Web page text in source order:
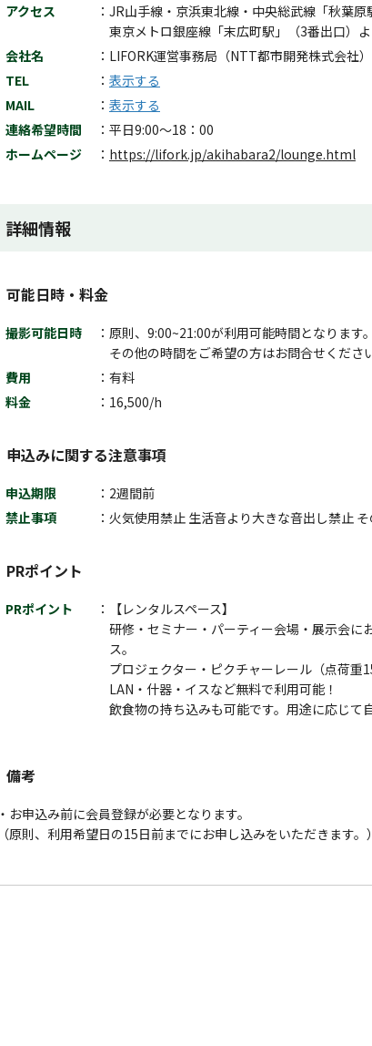
アクセス
JR山手線・京浜東北線・中央総武線「秋葉
東京メトロ銀座線「末広町駅」（3番出口）
会社名
LIFORK運営事務局（NTT都市開発株式会社）
TEL
表示する
MAIL
表示する
連絡希望時間
平日9:00～18：00
ホームページ
https://lifork.jp/akihabara2/lounge.html
詳細情報
可能日時・料金
撮影可能日時
原則、9:00~21:00が利用可能時間となります
その他の時間をご希望の方はお問合せくださ
費用
有料
料金
16,500/h
申込みに関する注意事項
申込期限
2週間前
禁止事項
火気使用禁止 生活音より大きな音出し禁止
PRポイント
PRポイント
【レンタルスペース】
研修・セミナー・パーティー会場・展示会に
ス。
プロジェクター・ピクチャーレール（点荷
LAN・什器・イスなど無料で利用可能！
飲食物の持ち込みも可能です。用途に応じて
備考
・お申込み前に会員登録が必要となります。
（原則、利用希望日の15日前までにお申し込みをいただきます。